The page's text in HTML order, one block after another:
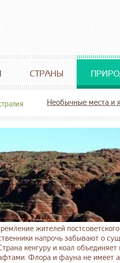
СТРАНЫ
Необычные места и
жителей
напрочь забывают о
кенгуру и коал объединяет
Флора и фауна не имеет